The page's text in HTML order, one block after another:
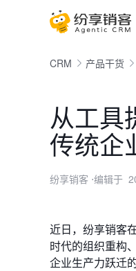
CRM 产品干货
从工具
传统企
纷享销客 ⋅编辑于
近日，纷享销客
时代的组织重构
企业生产力跃迁